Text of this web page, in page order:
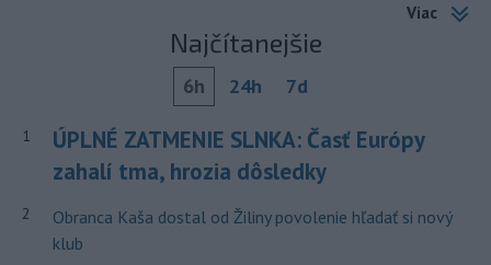
Viac
Najčítanejšie
6h 24h 7d
1
ÚPLNÉ ZATMENIE SLNKA: Časť Európy
zahalí tma, hrozia dôsledky
2
Obranca Kaša dostal od Žiliny povolenie hľadať si nový
klub